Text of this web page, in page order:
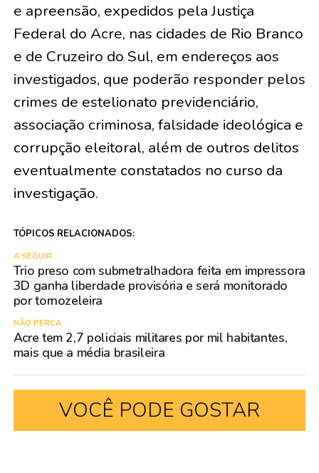
e apreensão, expedidos pela Justiça
Federal do Acre, nas cidades de Rio Branco
e de Cruzeiro do Sul, em endereços aos
investigados, que poderão responder pelos
crimes de estelionato previdenciário,
associação criminosa, falsidade ideológica e
corrupção eleitoral, além de outros delitos
eventualmente constatados no curso da
investigação.
TÓPICOS RELACIONADOS:
A SEGUIR
Trio preso com submetralhadora feita em impressora
3D ganha liberdade provisória e será monitorado
por tornozeleira
NÃO PERCA
Acre tem 2,7 policiais militares por mil habitantes,
mais que a média brasileira
VOCÊ PODE GOSTAR